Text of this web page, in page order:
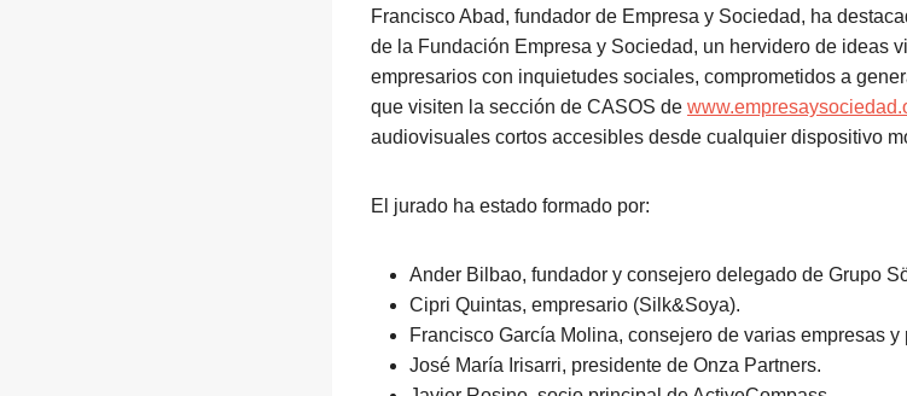
Francisco Abad, fundador de Empresa y Sociedad, ha
de la Fundación Empresa y Sociedad, un hervidero de ideas
empresarios con inquietudes sociales, comprometidos a
que visiten la sección de CASOS de
audiovisuales cortos accesibles desde cualquier dispositivo
El jurado ha estado formado por:
Ander Bilbao, fundador y consejero delegado de Grupo
Cipri Quintas, empresario (Silk&Soya).
Francisco García Molina, consejero de varias empresas
José María Irisarri, presidente de Onza Partners.